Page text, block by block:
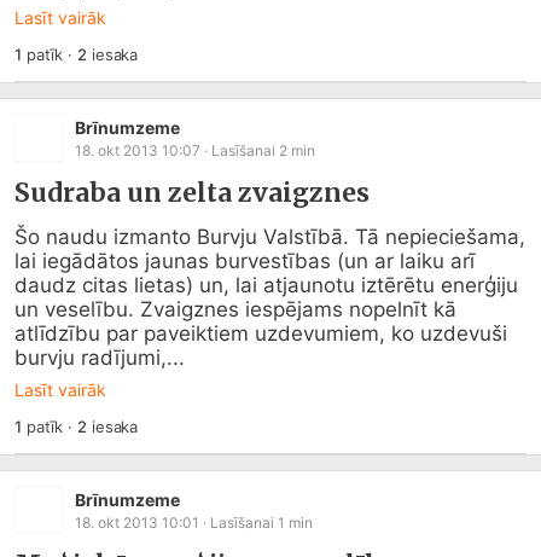
Lasīt vairāk
1 patīk · 2 iesaka
Brīnumzeme
18. okt 2013 10:07 · Lasīšanai 2 min
Sudraba un zelta zvaigznes
Šo naudu izmanto Burvju Valstībā. Tā nepieciešama,
lai iegādātos jaunas burvestības (un ar laiku arī
daudz citas lietas) un, lai atjaunotu iztērētu enerģiju
un veselību. Zvaigznes iespējams nopelnīt kā
atlīdzību par paveiktiem uzdevumiem, ko uzdevuši
burvju radījumi,...
Lasīt vairāk
1 patīk · 2 iesaka
Brīnumzeme
18. okt 2013 10:01 · Lasīšanai 1 min